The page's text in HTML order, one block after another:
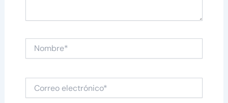
Nombre*
electrónico*